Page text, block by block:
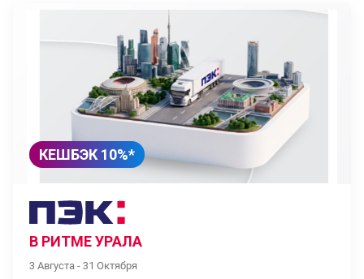
КЕШБЭК 10%*
В РИТМЕ УРАЛА
3 Августа - 31 Октября